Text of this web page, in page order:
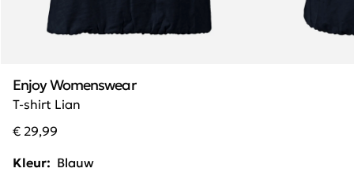
T-shirt Lian
Enjoy Womenswear
€ 29,99
Kleur: Blauw